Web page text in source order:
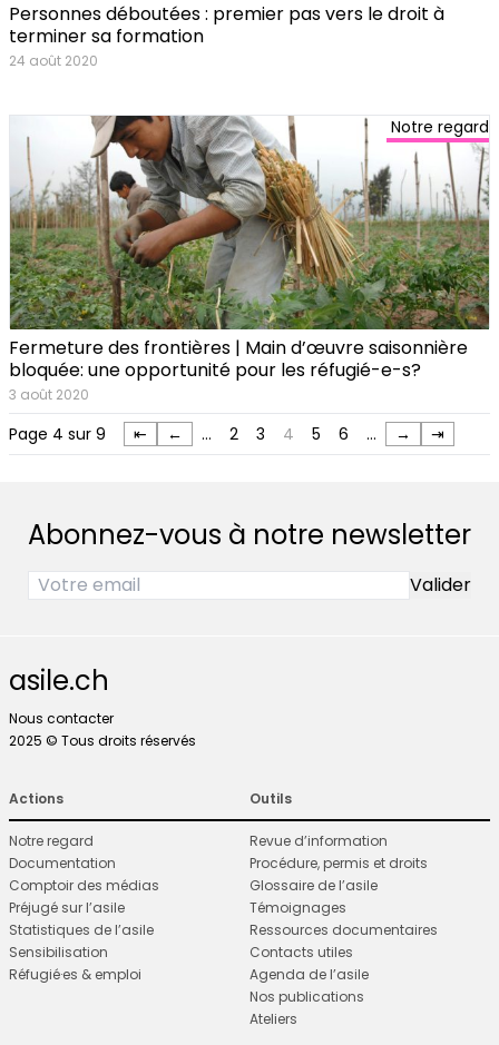
Personnes déboutées : premier pas vers le droit à
terminer sa formation
24 août 2020
Notre regard
Fermeture des frontières | Main d’œuvre saisonnière
bloquée: une opportunité pour les réfugié-e-s?
3 août 2020
Page 4 sur 9 ⇤ ← … 2 3 4 5 6 … → ⇥
Abonnez-vous à notre newsletter
asile.ch
Nous contacter
2025 © Tous droits réservés
Actions
Notre regard
Documentation
Comptoir des médias
Préjugé sur l’asile
Statistiques de l’asile
Sensibilisation
Réfugié·es & emploi
Outils
Revue d’information
Procédure, permis et droits
Glossaire de l’asile
Témoignages
Ressources documentaires
Contacts utiles
Agenda de l’asile
Nos publications
Ateliers